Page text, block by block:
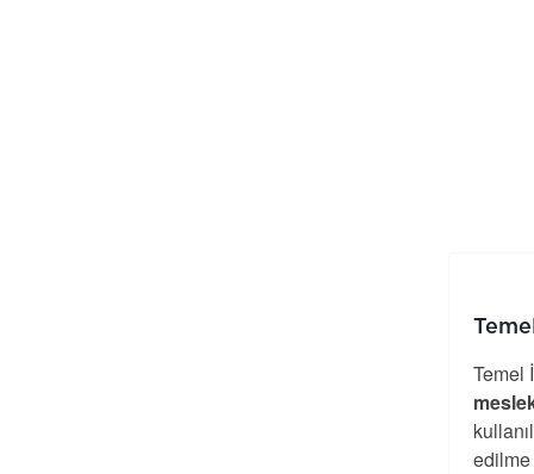
Temel
edilme